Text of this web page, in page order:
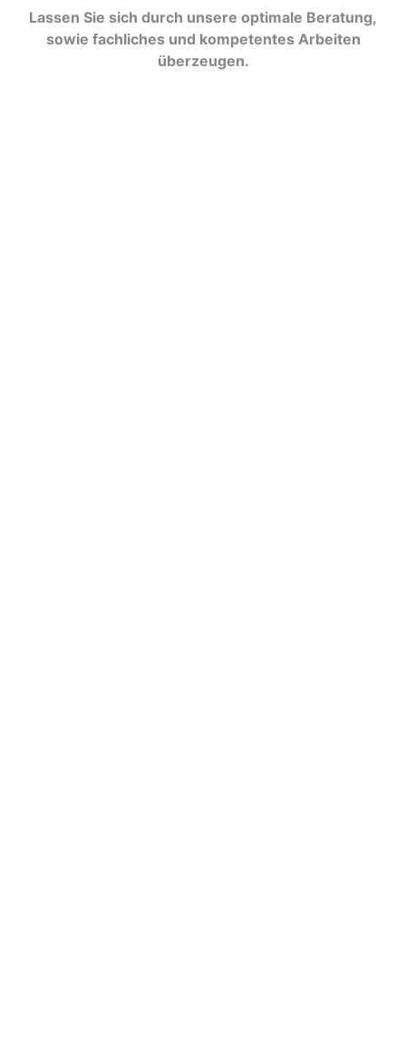
Lassen Sie sich durch unsere optimale Beratung,
sowie fachliches und kompetentes Arbeiten
überzeugen.